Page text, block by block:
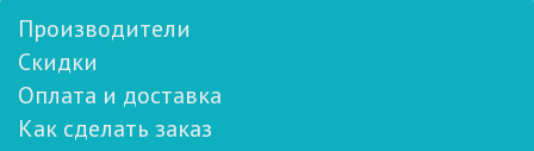
Производители
Скидки
Оплата и доставка
Как сделать заказ